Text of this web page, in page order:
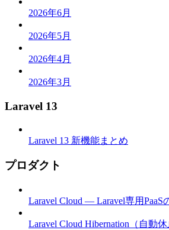
2026年6月
2026年5月
2026年4月
2026年3月
Laravel 13
Laravel 13 新機能まとめ
プロダクト
Laravel Cloud — Laravel専用PaaS
Laravel Cloud Hibernation（自動休